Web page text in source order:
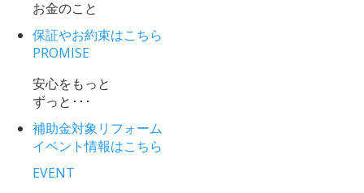
お金のこと
保証やお約束はこちら
PROMISE
安心をもっと
ずっと･･･
補助金対象リフォーム
イベント情報はこちら
EVENT